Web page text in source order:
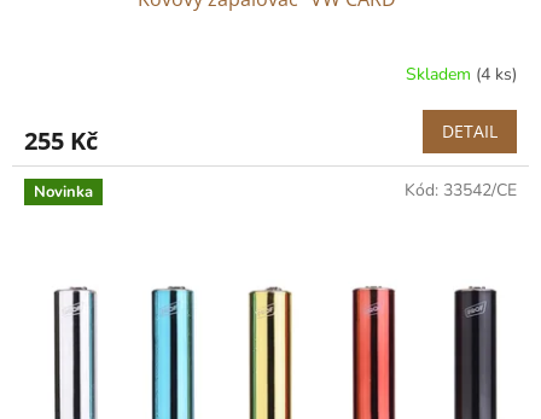
Skladem (4 ks)
255 Kč DETAIL
Novinka Kód: 33542/CE